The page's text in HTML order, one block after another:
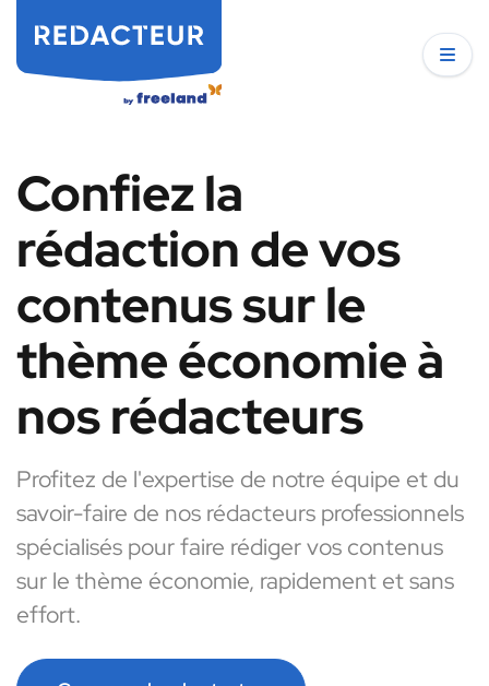
Confiez la
rédaction de vos
contenus sur le
thème économie à
nos rédacteurs
Profitez de l'expertise de notre équipe et du
savoir-faire de nos rédacteurs professionnels
spécialisés pour faire rédiger vos contenus
sur le thème économie, rapidement et sans
effort.